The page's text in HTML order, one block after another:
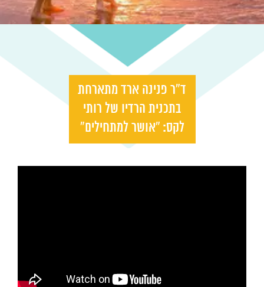
ד”ר פנינה ארד מתארחת
בתכנית הרדיו של רותי
לקס: “אושר למתחילים”